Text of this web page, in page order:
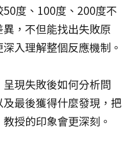
度、100度、200度不
，不但能找出失敗原
入理解整個反應機制。
現失敗後如何分析問
最後獲得什麼發現，把
授的印象會更深刻。